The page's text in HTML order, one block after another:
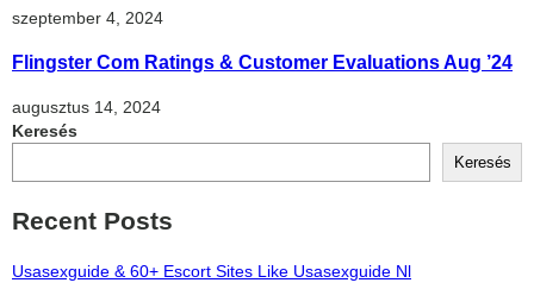
szeptember 4, 2024
Flingster Com Ratings & Customer Evaluations Aug ’24
augusztus 14, 2024
Keresés
Keresés
Recent Posts
Usasexguide & 60+ Escort Sites Like Usasexguide Nl